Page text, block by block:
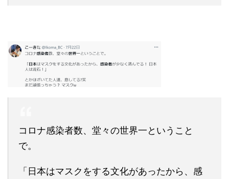
コロナ感染者数、堂々の世界一ということ
で。
「日本はマスクをする文化があったから、感